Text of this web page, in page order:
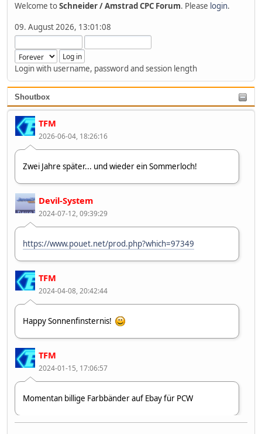
Welcome toSchneider / Amstrad CPC Forum. Please login.
09. August 2026, 13:01:08
Login with username, password and session length
Shoutbox
TFM
2026-06-04, 18:26:16
Zwei Jahre später... und wieder ein Sommerloch!
Devil-System
2024-07-12, 09:39:29
https://www.pouet.net/prod.php?which=97349
TFM
2024-04-08, 20:42:44
Happy Sonnenfinsternis!
TFM
2024-01-15, 17:06:57
Momentan billige Farbbänder auf Ebay für PCW